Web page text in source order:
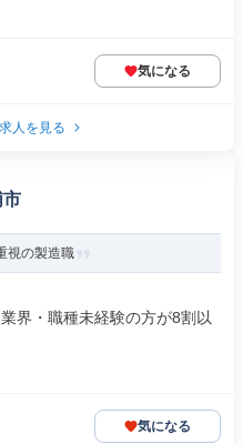
気になる
人を見る
市
視の製造職
界・職種未経験の方が8割以
気になる